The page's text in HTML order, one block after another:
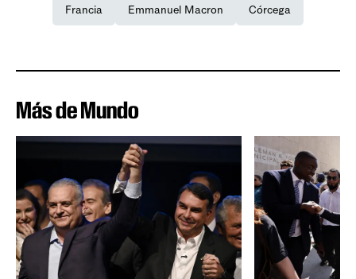
Francia Emmanuel Macron Córcega
Más de Mundo